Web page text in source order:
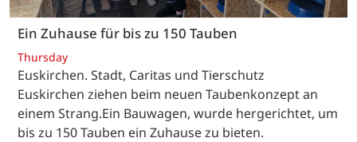
Ein Zuhause für bis zu 150 Tauben
Thursday
Euskirchen. Stadt, Caritas und Tierschutz
Euskirchen ziehen beim neuen Taubenkonzept an
einem Strang.Ein Bauwagen, wurde hergerichtet, um
bis zu 150 Tauben ein Zuhause zu bieten.